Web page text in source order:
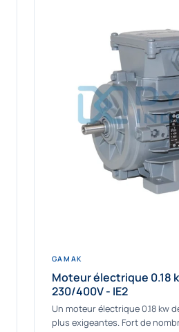
GAMAK
Moteur électrique 0.18
230/400V - IE2
Un moteur électrique 0.18 kw
plus exigeantes. Fort de